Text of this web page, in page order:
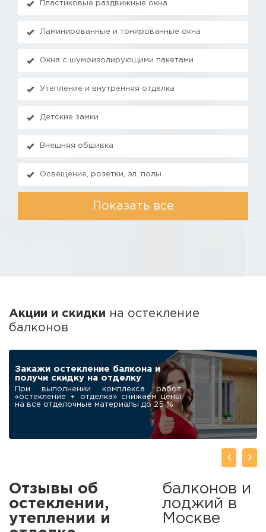
Пластиковые раздвижные окна
Ламинированные и тонированные окна
Окна с шумоизолирующими пакетами
Утепление и внутренняя отделка
Детские замки
Внешняя обшивка
Освещение, розетки, эл. полы
Показать все
Акции и скидки на остекление
балконов
Робот-мойщик для
окон в подарокнашим клиентам
При заказе остекления балкона под
ключ дарим современный
автоматический мойщик окон
ПОДАРОК
Отзывы об
остеклении,
утеплении и
балконов и
лоджий в
Москве